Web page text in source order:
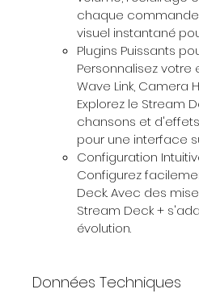
chaque
visuel instantané
Plugins Puissants
Personnalisez
Wave Link, Camera
Explorez le Stream
chansons et
pour une interface
Configuration
Configurez
Deck. Avec des
Stream Deck +
évolution.
Données Techniques